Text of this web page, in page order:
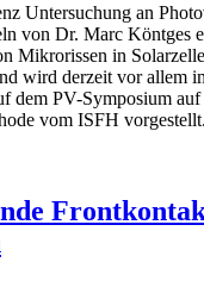
Untersuchung an
von Dr. Marc Köntges
Mikrorissen in
wird derzeit vor allem
dem PV-Symposium
vom ISFH